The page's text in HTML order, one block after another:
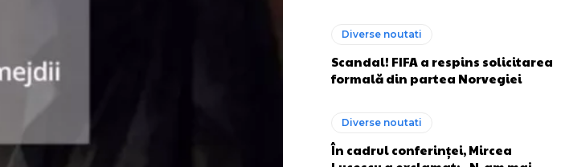
Diverse noutati
Scandal! FIFA a respins solicitarea
formală din partea Norvegiei
Diverse noutati
În cadrul conferinței, Mircea